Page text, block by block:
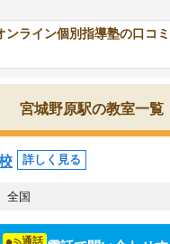
、学生の先生から学ぶこ
が上がったらいいなと
た。何が今足りないのか
いただき、子どももびっ
楽しんでやる気を持って
ます。狙い通り、少しず
、苦手意識も無くなっ
らに苦手な数学も追加
た。来年の高校受験に
ンライン個別指導塾の口コ
宮城野原駅の教室一覧
詳しく見る
全国
通話